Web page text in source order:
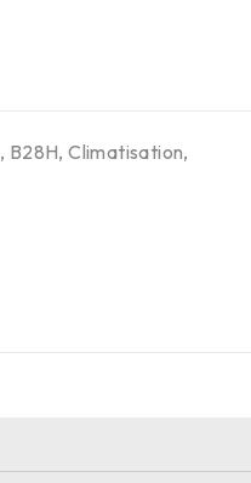
, B28H,Climatisation,